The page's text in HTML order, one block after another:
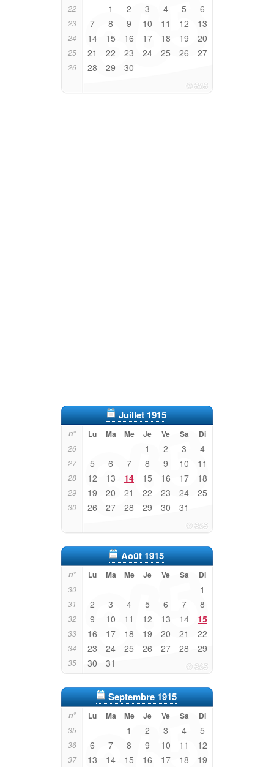
22 1 2 3 4 5 6
23 7 8 9 10 11 12 13
24 14 15 16 17 18 19 20
25 21 22 23 24 25 26 27
26 28 29 30
Juillet 1915
n° Lu Ma Me Je Ve Sa Di
26 1 2 3 4
27 5 6 7 8 9 10 11
28 12 13 14 15 16 17 18
29 19 20 21 22 23 24 25
30 26 27 28 29 30 31
Août 1915
n° Lu Ma Me Je Ve Sa Di
30 1
31 2 3 4 5 6 7 8
32 9 10 11 12 13 14 15
33 16 17 18 19 20 21 22
34 23 24 25 26 27 28 29
35 30 31
Septembre 1915
n° Lu Ma Me Je Ve Sa Di
35 1 2 3 4 5
36 6 7 8 9 10 11 12
37 13 14 15 16 17 18 19